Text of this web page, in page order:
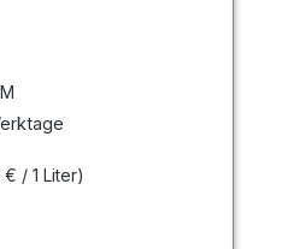
€ / 1 Liter)